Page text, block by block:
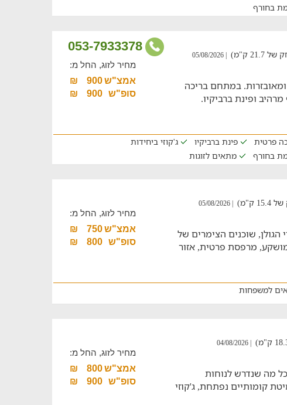
בחורף
053-7933378
ק"מ) | 05/08/2026
במתחם בריכה
ופינת ברביקיו.
מחיר לזוג, החל מ:
אמצ"ש900
₪
סופ"ש
900
₪
פרטית פינת ברביקיו
ג'קוזי ביחידות
בחורף מתאים לזוגות
ק"מ) | 05/08/2026
שוכנים הצימרים של
מרפסת פרטית, אזור
מחיר לזוג, החל מ:
אמצ"ש750
₪
סופ"ש
800
₪
למשפחות
| 04/08/2026
כל מה שנדרש לנוחות
קומותיים נפתחת, ג'קוזי
מחיר לזוג, החל מ:
אמצ"ש800
₪
סופ"ש
900
₪